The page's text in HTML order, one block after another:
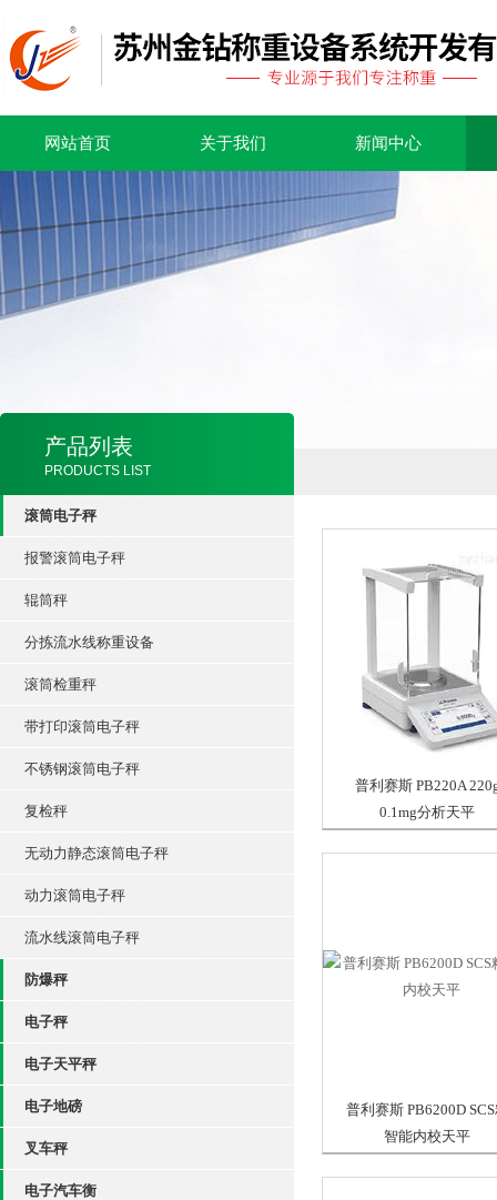
网站首页 关于我们 新闻中心
产品列表
PRODUCTS LIST
滚筒电子秤
报警滚筒电子秤
辊筒秤
分拣流水线称重设备
滚筒检重秤
带打印滚筒电子秤
不锈钢滚筒电子秤
复检秤
无动力静态滚筒电子秤
动力滚筒电子秤
流水线滚筒电子秤
防爆秤
电子秤
电子天平秤
电子地磅
叉车秤
电子汽车衡
普利赛斯 PB220A
0.1mg分析天平
普利赛斯 PB6200D
智能内校天平